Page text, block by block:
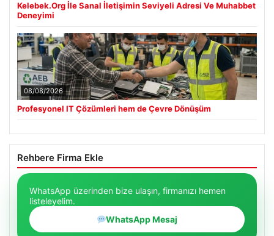
Kelebek.Org İle Sanal İletişimin Seviyeli Adresi Ve Muhabbet
Deneyimi
08/08/2026
Profesyonel IT Çözümleri hem de Çevre Dönüşüm
Rehbere Firma Ekle
WhatsApp üzerinden bize ulaşın, firmanızı hemen
listeleyelim.
WhatsApp Mesaj